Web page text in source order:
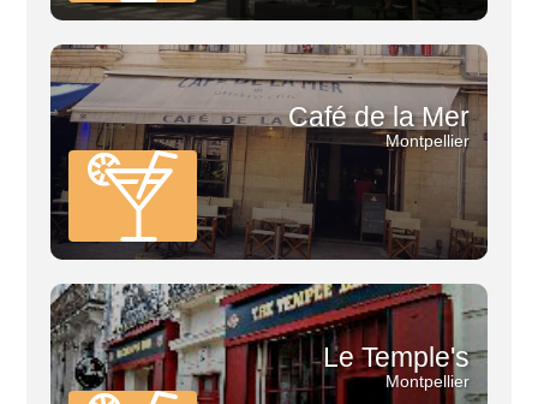
Café de la Mer
Montpellier
Le Temple's
Montpellier